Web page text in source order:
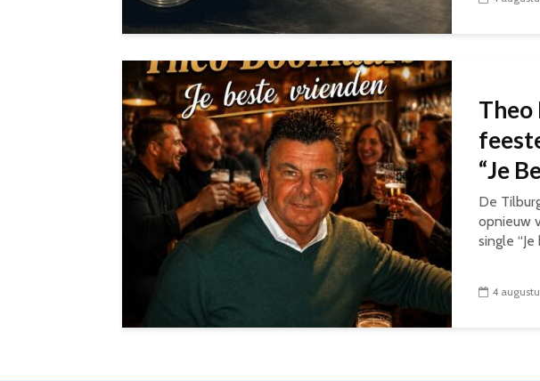
Theo
“Je
De
opnieuw
single
4